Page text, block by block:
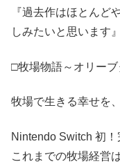
『過去作はほとんど
しみたいと思います』
□牧場物語～オリー
牧場で生きる幸せを、
Nintendo Switch 初！
これまでの牧場経営